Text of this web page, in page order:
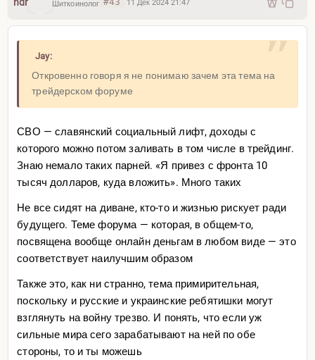
Шиткоинолог 11 Дек 2024 21:47
Jay:
Откровенно говоря я не понимаю зачем эта тема на
трейдерском форуме
СВО — славянский социальный лифт, доходы с
которого можно потом заливать в том числе в трейдинг.
Знаю немало таких парней. «Я привез с фронта 10
тысяч долларов, куда вложить». Много таких
Не все сидят на диване, кто-то и жизнью рискует ради
будущего. Теме форума — которая, в общем-то,
посвящена вообще онлайн деньгам в любом виде — это
соответствует наилучшим образом
Также это, как ни странно, тема примирительная,
поскольку и русские и украинские ребятишки могут
взглянуть на войну трезво. И понять, что если уж
сильные мира сего зарабатывают на ней по обе
стороны, то и ты можешь